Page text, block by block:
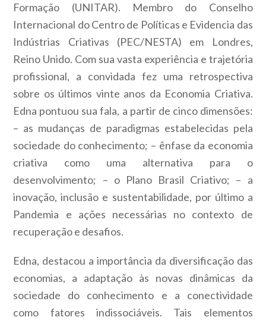
Formação (UNITAR). Membro do Conselho
Internacional do Centro de Políticas e Evidencia das
Indústrias Criativas (PEC/NESTA) em Londres,
Reino Unido. Com sua vasta experiência e trajetória
profissional, a convidada fez uma retrospectiva
sobre os últimos vinte anos da Economia Criativa.
Edna pontuou sua fala, a partir de cinco dimensões:
– as mudanças de paradigmas estabelecidas pela
sociedade do conhecimento; – ênfase da economia
criativa como uma alternativa para o
desenvolvimento; – o Plano Brasil Criativo; – a
inovação, inclusão e sustentabilidade, por último a
Pandemia e ações necessárias no contexto de
recuperação e desafios.
Edna, destacou a importância da diversificação das
economias, a adaptação às novas dinâmicas da
sociedade do conhecimento e a conectividade
como fatores indissociáveis. Tais elementos